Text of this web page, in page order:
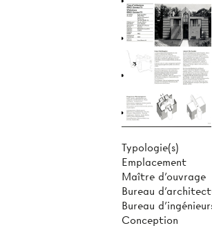
Typologie(s)
Emplacement
Maître d'ouvrage
Bureau
Bureau
Conception